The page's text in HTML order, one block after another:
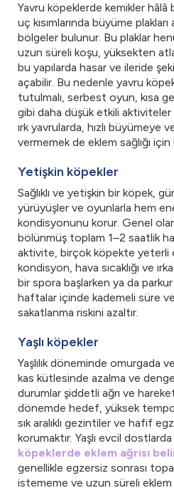
Yavru köpeklerde kemikler hâlâ
uç kısımlarında büyüme
bölgeler bulunur. Bu plaklar
uzun süreli koşu, yüksekten
bu yapılarda hasar ve ileride
açabilir. Bu nedenle yavru
tutulmalı, serbest oyun, kısa
gibi daha düşük etkili
ırk yavrularda, hızlı büyümeye
vermemek de eklem sağlığı için
Yetişkin köpekler
Sağlıklı ve yetişkin bir köpek,
yürüyüşler ve oyunlarla hem
kondisyonunu korur. Genel
bölünmüş toplam 1–2 saatlik
aktivite, birçok köpekte yeterli
kondisyon, hava sıcaklığı ve
bir spora başlarken ya da
haftalar içinde kademeli süre
sakatlanma riskini azaltır.
Yaşlı köpekler
Yaşlılık döneminde omurgada
kas kütlesinde azalma ve denge
durumlar şiddetli ağrı ve
dönemde hedef, yüksek
sık aralıklı gezintiler ve hafif
korumaktır. Yaşlı evcil dostlarda
köpeklerde eklem ağrısı
genellikle egzersiz sonrası
istememe ve uzun süreli eklem